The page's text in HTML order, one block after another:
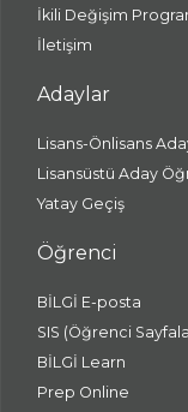
İkili Değişim
İletişim
Adaylar
Lisans-Önlisans
Lisansüstü Aday
Yatay Geçiş
Öğrenci
BİLGİ E-posta
SIS (Öğrenci
BİLGİ Learn
Prep Online